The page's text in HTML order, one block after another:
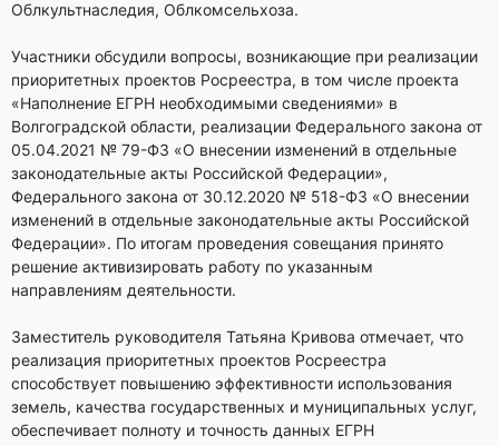
Облкультнаследия, Облкомсельхоза.
Участники обсудили вопросы, возникающие при реализации
приоритетных проектов Росреестра, в том числе проекта
«Наполнение ЕГРН необходимыми сведениями» в
Волгоградской области, реализации Федерального закона от
05.04.2021 № 79-ФЗ «О внесении изменений в отдельные
законодательные акты Российской Федерации»,
Федерального закона от 30.12.2020 № 518-ФЗ «О внесении
изменений в отдельные законодательные акты Российской
Федерации». По итогам проведения совещания принято
решение активизировать работу по указанным
направлениям деятельности.
Заместитель руководителя Татьяна Кривова отмечает, что
реализация приоритетных проектов Росреестра
способствует повышению эффективности использования
земель, качества государственных и муниципальных услуг,
обеспечивает полноту и точность данных ЕГРН